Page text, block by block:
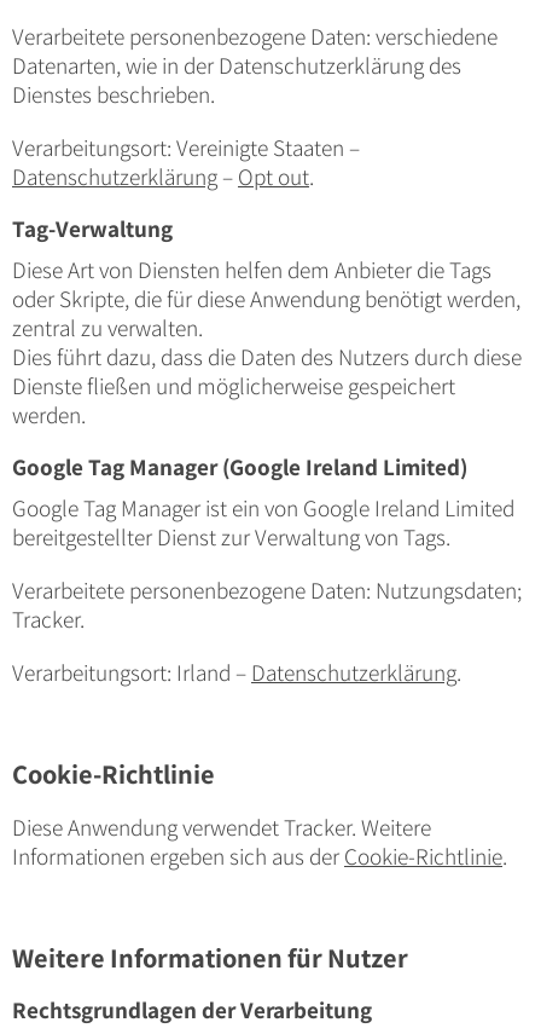
Verarbeitete personenbezogene Daten: verschiedene
Datenarten, wie in der Datenschutzerklärung des
Dienstes beschrieben.
Verarbeitungsort: Vereinigte Staaten –
Datenschutzerklärung–Opt out.
Tag-Verwaltung
Diese Art von Diensten helfen dem Anbieter die Tags
oder Skripte, die für diese Anwendung benötigt werden,
zentral zu verwalten.
Dies führt dazu, dass die Daten des Nutzers durch diese
Dienste fließen und möglicherweise gespeichert
werden.
Google Tag Manager (Google Ireland Limited)
Google Tag Manager ist ein von Google Ireland Limited
bereitgestellter Dienst zur Verwaltung von Tags.
Verarbeitete personenbezogene Daten: Nutzungsdaten;
Tracker.
Verarbeitungsort: Irland –Datenschutzerklärung.
Cookie-Richtlinie
Diese Anwendung verwendet Tracker. Weitere
Informationen ergeben sich aus derCookie-Richtlinie.
Weitere Informationen für Nutzer
Rechtsgrundlagen der Verarbeitung